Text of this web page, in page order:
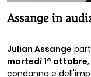
Assange in
Julian Assange
martedì 1° ottobre
condanna e